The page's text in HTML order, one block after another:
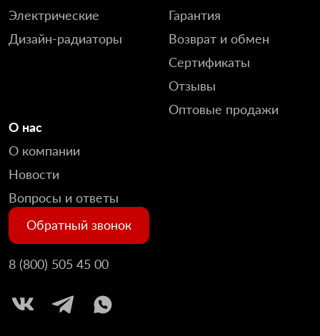
Электрические
Дизайн-радиаторы
Гарантия
Возврат и обмен
Сертификаты
Отзывы
Оптовые продажи
О нас
О компании
Новости
Вопросы и ответы
Обратный звонок
8 (800) 505 45 00